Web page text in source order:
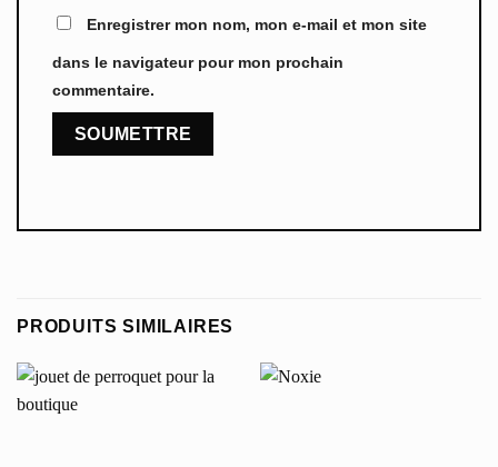
Enregistrer mon nom, mon e-mail et mon site
dans le navigateur pour mon prochain
commentaire.
PRODUITS SIMILAIRES